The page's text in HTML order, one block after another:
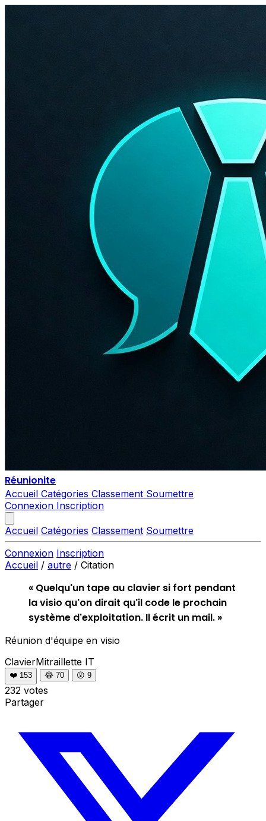
Réunionite
Accueil Catégories Classement Soumettre
Connexion Inscription
Accueil Catégories Classement Soumettre
Connexion Inscription
Accueil / autre / Citation
« Quelqu'un tape au clavier si fort pendant
la visio qu'on dirait qu'il code le prochain
système d'exploitation. Il écrit un mail. »
Réunion d'équipe en visio
ClavierMitraillette IT
❤️ 153 😂 70 😮 9
232 votes
Partager